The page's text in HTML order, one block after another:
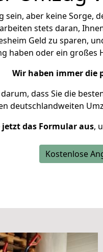
aber keine Sorge,
stets daran,
Geld zu sparen,
haben oder ein
Wir haben immer die
dass Sie die
deutschlandweiten
jetzt das Formular aus,
Kostenlose